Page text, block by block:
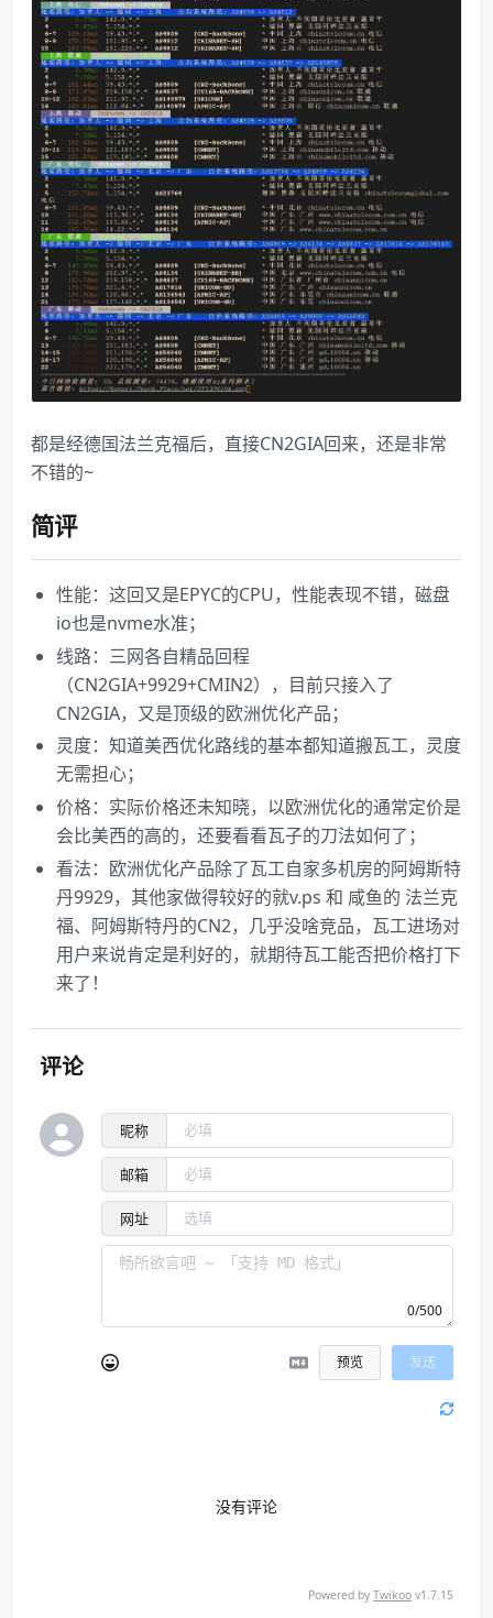
都是经德国法兰克福后，直接CN2GIA回来，还是非常
不错的~
简评
性能：这回又是EPYC的CPU，性能表现不错，磁盘
io也是nvme水准；
线路：三网各自精品回程
（CN2GIA+9929+CMIN2），目前只接入了
CN2GIA，又是顶级的欧洲优化产品；
灵度：知道美西优化路线的基本都知道搬瓦工，灵度
无需担心；
价格：实际价格还未知晓，以欧洲优化的通常定价是
会比美西的高的，还要看看瓦子的刀法如何了；
看法：欧洲优化产品除了瓦工自家多机房的阿姆斯特
丹9929，其他家做得较好的就v.ps 和 咸鱼的 法兰克
福、阿姆斯特丹的CN2，几乎没啥竞品，瓦工进场对
用户来说肯定是利好的，就期待瓦工能否把价格打下
来了！
评论
昵称
邮箱
网址
0/500
预览 发送
没有评论
Powered by Twikoo v1.7.15